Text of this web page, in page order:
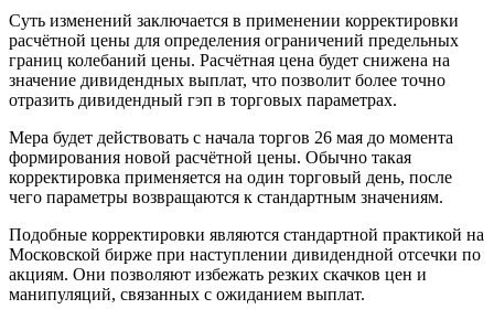
Суть изменений заключается в применении корректировки
расчётной цены для определения ограничений предельных
границ колебаний цены. Расчётная цена будет снижена на
значение дивидендных выплат, что позволит более точно
отразить дивидендный гэп в торговых параметрах.
Мера будет действовать с начала торгов 26 мая до момента
формирования новой расчётной цены. Обычно такая
корректировка применяется на один торговый день, после
чего параметры возвращаются к стандартным значениям.
Подобные корректировки являются стандартной практикой на
Московской бирже при наступлении дивидендной отсечки по
акциям. Они позволяют избежать резких скачков цен и
манипуляций, связанных с ожиданием выплат.